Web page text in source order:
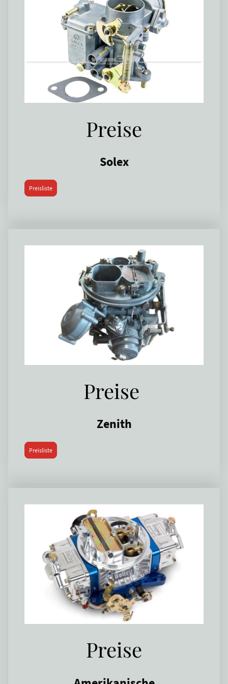
Preise
Solex
Preisliste
Preise
Zenith
Preisliste
Innenarchitektur-Künst
Autotätowierer @ FastLane Paint
Preise